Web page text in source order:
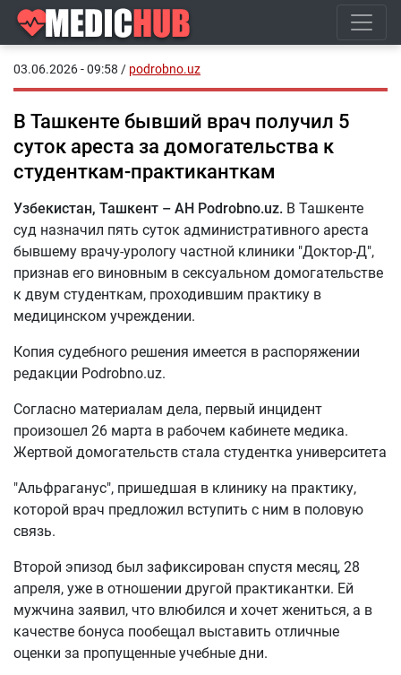
03.06.2026 - 09:58 / podrobno.uz
В Ташкенте бывший врач получил 5
суток ареста за домогательства к
студенткам-практиканткам
Узбекистан, Ташкент – АН Podrobno.uz. В Ташкенте
суд назначил пять суток административного ареста
бывшему врачу-урологу частной клиники "Доктор-Д",
признав его виновным в сексуальном домогательстве
к двум студенткам, проходившим практику в
медицинском учреждении.
Копия судебного решения имеется в распоряжении
редакции Podrobno.uz.
Согласно материалам дела, первый инцидент
произошел 26 марта в рабочем кабинете медика.
Жертвой домогательств стала студентка университета
"Альфраганус", пришедшая в клинику на практику,
которой врач предложил вступить с ним в половую
связь.
Второй эпизод был зафиксирован спустя месяц, 28
апреля, уже в отношении другой практикантки. Ей
мужчина заявил, что влюбился и хочет жениться, а в
качестве бонуса пообещал выставить отличные
оценки за пропущенные учебные дни.